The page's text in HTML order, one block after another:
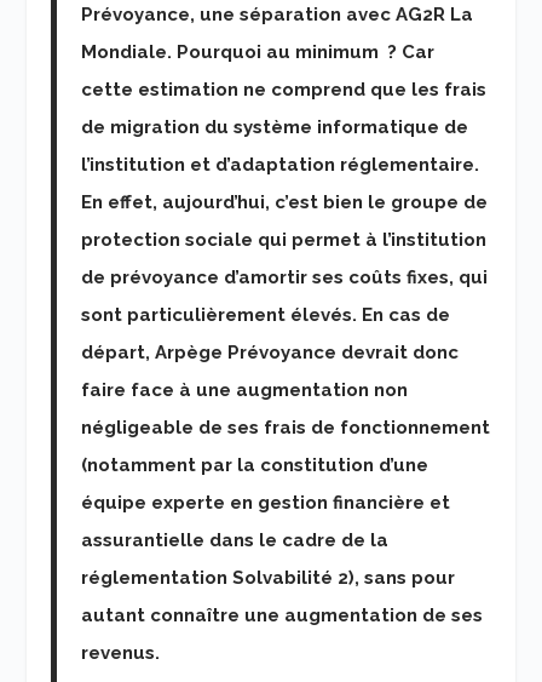
Prévoyance, une séparation avec AG2R La
Mondiale. Pourquoi au minimum ? Car
cette estimation ne comprend que les frais
de migration du système informatique de
l’institution et d’adaptation réglementaire.
En effet, aujourd’hui, c’est bien le groupe de
protection sociale qui permet à l’institution
de prévoyance d’amortir ses coûts fixes, qui
sont particulièrement élevés. En cas de
départ, Arpège Prévoyance devrait donc
faire face à une augmentation non
négligeable de ses frais de fonctionnement
(notamment par la constitution d’une
équipe experte en gestion financière et
assurantielle dans le cadre de la
réglementation Solvabilité 2), sans pour
autant connaître une augmentation de ses
revenus.